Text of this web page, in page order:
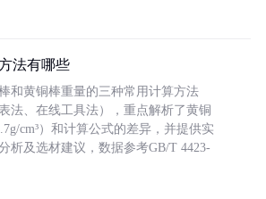
法有哪些
和黄铜棒重量的三种常用计算方法
法、在线工具法），重点解析了黄铜
cm³）和计算公式的差异，并提供实
析及选材建议，数据参考GB/T 4423-